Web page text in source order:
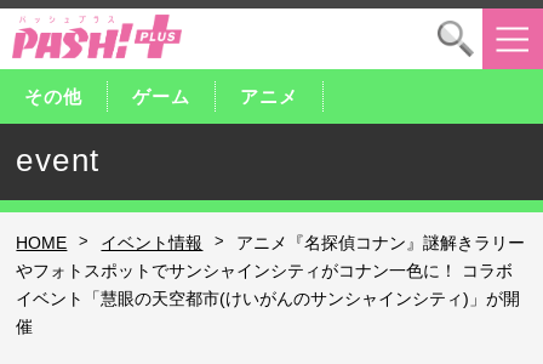
その他 ゲーム アニメ
event
HOME > イベント情報 >
アニメ『名探偵コナン』謎解きラリー
やフォトスポットでサンシャインシティがコナン一色に！ コラボ
イベント「慧眼の天空都市(けいがんのサンシャインシティ)」が開
催